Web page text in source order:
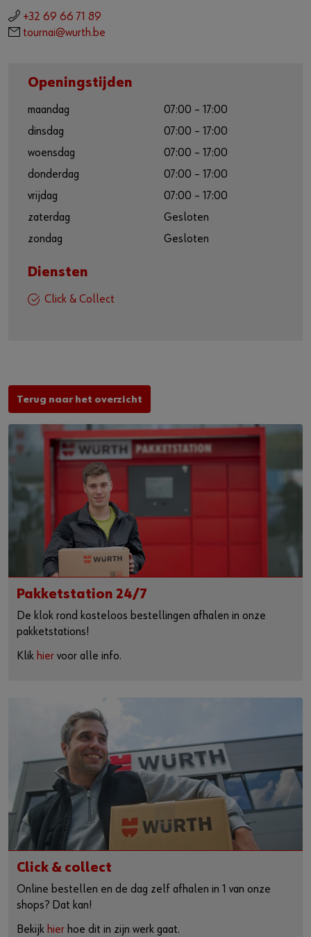
Registreer hier in drie eenvoudige stappen om alle functies
Verkoop enkel voor ondernemers
Registreer nu
E-procurement
+32 69 66 71 89
tournai@wurth.be
Openingstijden
maandag
07:00 – 17:00
dinsdag
07:00 – 17:00
woensdag
07:00 – 17:00
donderdag
07:00 – 17:00
vrijdag
07:00 – 17:00
zaterdag
Gesloten
zondag
Gesloten
Diensten
Click & Collect
Terug naar het overzicht
Pakketstation 24/7
De klok rond kosteloos bestellingen afhalen in onze
pakketstations!
Klik hier voor alle info.
Click & collect
Online bestellen en de dag zelf afhalen in 1 van onze
shops? Dat kan!
Bekijk hier hoe dit in zijn werk gaat.